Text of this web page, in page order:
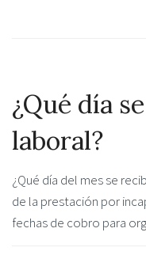
¿Qué día
laboral?
¿Qué día del mes se
de la prestación por
fechas de cobro para